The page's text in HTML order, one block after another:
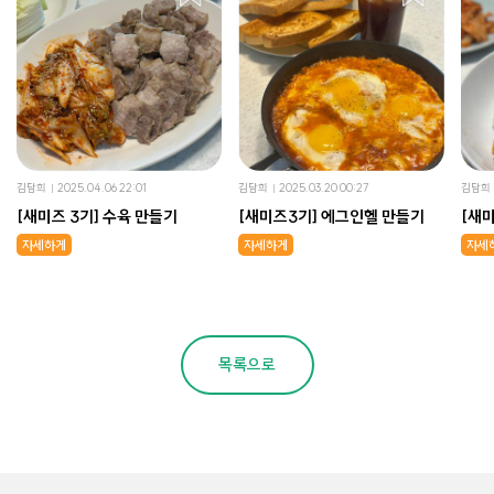
김담희 2025.04.06 22:01
[새미즈 3기] 수육 만들기
자세하게
김담희 2025.03.20 00:27
[새미즈3기] 에그인헬 만들기
자세하게
김담희
[새
자세
목록으로